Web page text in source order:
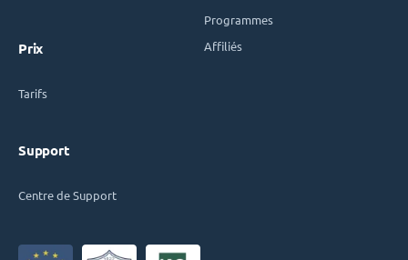
Prix
Tarifs
Support
Centre de Support
Programmes
Affiliés